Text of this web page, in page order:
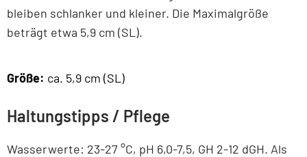
bleiben schlanker und kleiner. Die Maximalgröße
beträgt etwa 5,9 cm (SL).
Größe: ca. 5,9 cm (SL)
Haltungstipps / Pflege
Wasserwerte: 23-27 °C, pH 6,0-7,5, GH 2-12 dGH. Als